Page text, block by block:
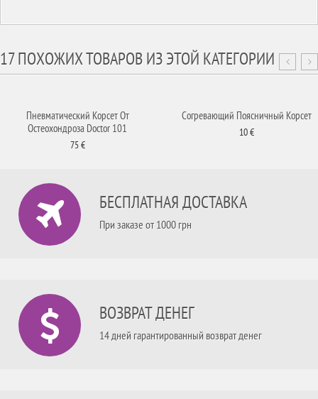
17 ПОХОЖИХ ТОВАРОВ ИЗ ЭТОЙ КАТЕГОРИИ
Пневматический Корсет От
Остеохондроза Doctor 101
75 €
Согревающий Поясничный Корсет
10 €
БЕСПЛАТНАЯ ДОСТАВКА
При заказе от 1000 грн
ВОЗВРАТ ДЕНЕГ
14 дней гарантированный возврат денег